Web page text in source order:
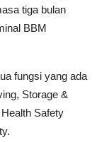
tiga bulan
BBM
fungsi yang ada
Storage &
Safety